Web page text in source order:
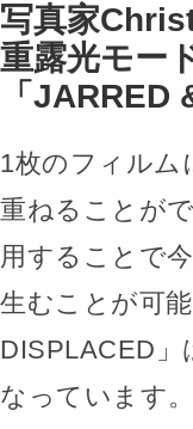
写真家
重露光モー
「JARRED
1枚のフィルム
重ねることが
用することで
生むことが可
DISPLACED
なっています。